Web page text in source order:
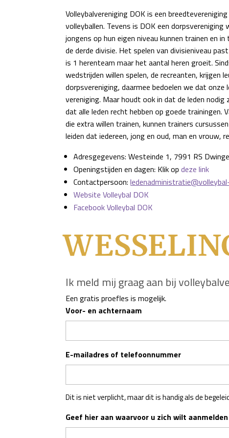
Volleybalvereniging DOK is een
volleyballen. Tevens is DOK een
jongens op hun eigen niveau kunnen trainen en
de derde divisie. Het spelen van divisieniveau
is 1 herenteam maar het aantal heren groeit.
wedstrijden willen spelen, de recreanten, krijgen
dorpsvereniging, daarmee bedoelen we dat
vereniging. Maar houdt ook in dat de leden
dat alle leden recht hebben op goede
die extra willen trainen, kunnen trainers
leiden dat iedereen, jong en oud, man en vrouw,
Adresgegevens: Westeinde 1, 7991 RS
Openingstijden en dagen: Klik opdeze link
Contactpersoon:
Website Volleybal DOK
Facebook Volleybal DOK
Ik meld mij graag aan bij
Een gratis proefles is mogelijk.
Voor- en achternaam
E-mailadres of telefoonnummer
Dit is niet verplicht, maar dit is handig als de
Geef hier aan waarvoor u zich wilt aanmelden